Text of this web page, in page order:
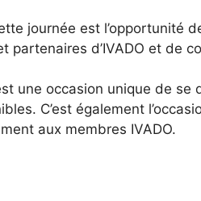
journée est l’opportunité
partenaires d’IVADO et de
une occasion unique de
C’est également
aux membres IVADO.